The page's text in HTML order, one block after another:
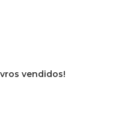
vendidos!